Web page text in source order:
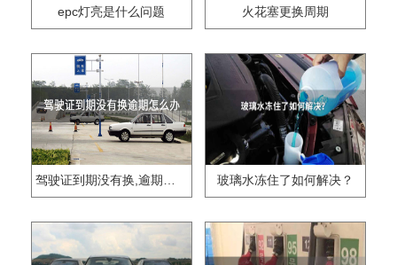
epc灯亮是什么问题 火花塞更换周期
驾驶证到期没有换,逾期怎么办?? 玻璃水冻住了如何解决？